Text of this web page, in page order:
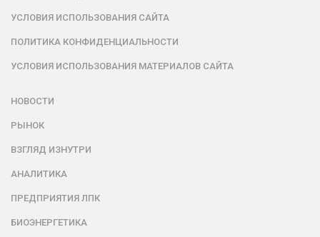
УСЛОВИЯ ИСПОЛЬЗОВАНИЯ САЙТА
ПОЛИТИКА КОНФИДЕНЦИАЛЬНОСТИ
УСЛОВИЯ ИСПОЛЬЗОВАНИЯ МАТЕРИАЛОВ САЙТА
НОВОСТИ
РЫНОК
ВЗГЛЯД ИЗНУТРИ
АНАЛИТИКА
ПРЕДПРИЯТИЯ ЛПК
БИОЭНЕРГЕТИКА